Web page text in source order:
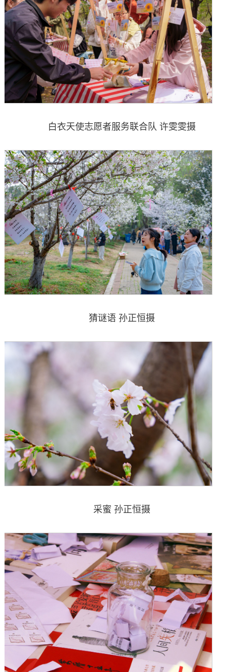
白衣天使志愿者服务联合队 许雯雯摄
猜谜语 孙正恒摄
采蜜 孙正恒摄